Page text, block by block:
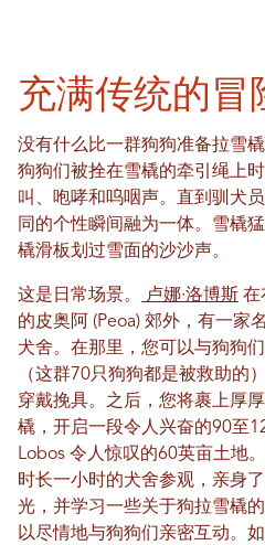
充满传统的冒
没有什么比一群狗狗准备拉雪
狗狗们被拴在雪橇的牵引绳上
叫、咆哮和呜咽声。直到驯犬
同的个性瞬间融为一体。雪橇
橇滑板划过雪面的沙沙声。
这是日常场景。 卢娜·洛博斯 在
的皮奥阿 (Peoa) 郊外，有一家
犬舍。在那里，您可以与狗狗
（这群70只狗狗都是被救助的
穿戴挽具。之后，您将裹上厚
橇，开启一段令人兴奋的90至
Lobos 令人惊叹的60英亩土地
时长一小时的犬舍参观，亲身
光，并学习一些关于狗拉雪橇
以尽情地与狗狗们亲密互动。